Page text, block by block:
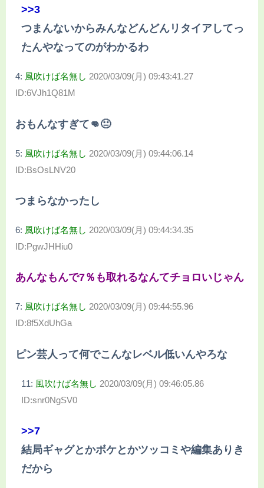
>>3
つまんないからみんなどんどんリタイアしてっ
たんやなってのがわかるわ
4: 風吹けば名無し 2020/03/09(月) 09:43:41.27
ID:6VJh1Q81M
おもんなすぎて👊😐
5: 風吹けば名無し 2020/03/09(月) 09:44:06.14
ID:BsOsLNV20
つまらなかったし
6: 風吹けば名無し 2020/03/09(月) 09:44:34.35
ID:PgwJHHiu0
あんなもんで7％も取れるなんてチョロいじゃん
7: 風吹けば名無し 2020/03/09(月) 09:44:55.96
ID:8f5XdUhGa
ピン芸人って何でこんなレベル低いんやろな
11: 風吹けば名無し 2020/03/09(月) 09:46:05.86
ID:snr0NgSV0
>>7
結局ギャグとかボケとかツッコミや編集ありき
だから